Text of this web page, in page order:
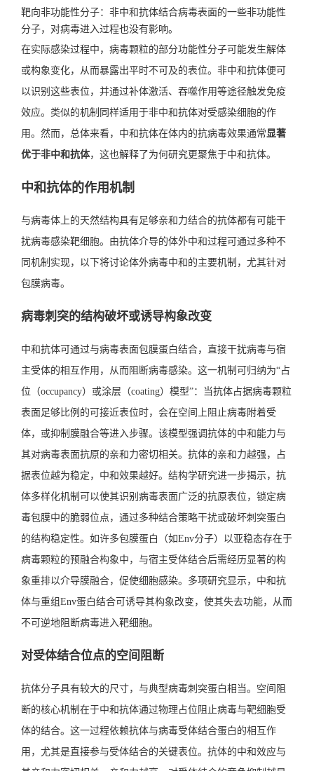
靶向非功能性分子：非中和抗体结合病毒表面的一些非功能性
分子，对病毒进入过程也没有影响。
在实际感染过程中，病毒颗粒的部分功能性分子可能发生解体
或构象变化，从而暴露出平时不可及的表位。非中和抗体便可
以识别这些表位，并通过补体激活、吞噬作用等途径触发免疫
效应。类似的机制同样适用于非中和抗体对受感染细胞的作
用。然而，总体来看，中和抗体在体内的抗病毒效果通常显著
优于非中和抗体，这也解释了为何研究更聚焦于中和抗体。
中和抗体的作用机制
与病毒体上的天然结构具有足够亲和力结合的抗体都有可能干
扰病毒感染靶细胞。由抗体介导的体外中和过程可通过多种不
同机制实现，以下将讨论体外病毒中和的主要机制，尤其针对
包膜病毒。
病毒刺突的结构破坏或诱导构象改变
中和抗体可通过与病毒表面包膜蛋白结合，直接干扰病毒与宿
主受体的相互作用，从而阻断病毒感染。这一机制可归纳为“占
位（occupancy）或涂层（coating）模型”：当抗体占据病毒颗粒
表面足够比例的可接近表位时，会在空间上阻止病毒附着受
体，或抑制膜融合等进入步骤。该模型强调抗体的中和能力与
其对病毒表面抗原的亲和力密切相关。抗体的亲和力越强，占
据表位越为稳定，中和效果越好。结构学研究进一步揭示，抗
体多样化机制可以使其识别病毒表面广泛的抗原表位，锁定病
毒包膜中的脆弱位点，通过多种结合策略干扰或破坏刺突蛋白
的结构稳定性。如许多包膜蛋白（如Env分子）以亚稳态存在于
病毒颗粒的预融合构象中，与宿主受体结合后需经历显著的构
象重排以介导膜融合，促使细胞感染。多项研究显示，中和抗
体与重组Env蛋白结合可诱导其构象改变，使其失去功能，从而
不可逆地阻断病毒进入靶细胞。
对受体结合位点的空间阻断
抗体分子具有较大的尺寸，与典型病毒刺突蛋白相当。空间阻
断的核心机制在于中和抗体通过物理占位阻止病毒与靶细胞受
体的结合。这一过程依赖抗体与病毒受体结合蛋白的相互作
用，尤其是直接参与受体结合的关键表位。抗体的中和效应与